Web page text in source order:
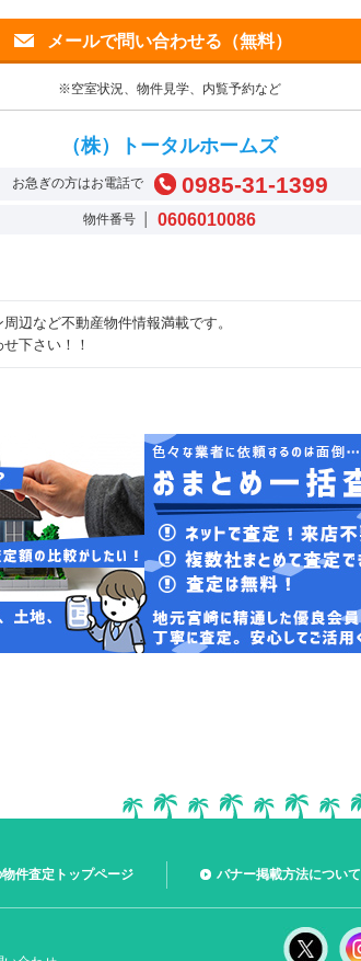
メールで問い合わせる（無料）
※空室状況、物件見学、内覧予約など
（株）トータルホームズ
お急ぎの方はお電話で 0985-31-1399
物件番号 │ 0606010086
辺など不動産物件情報満載です。
下さい！！
件査定トップページ バナー掲載方法について